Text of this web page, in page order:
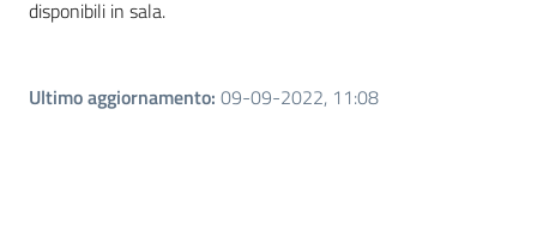
disponibili in sala.
Ultimo aggiornamento: 09-09-2022, 11:08